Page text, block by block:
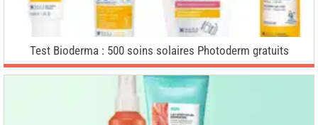
Test Bioderma : 500 soins solaires Photoderm gratuits